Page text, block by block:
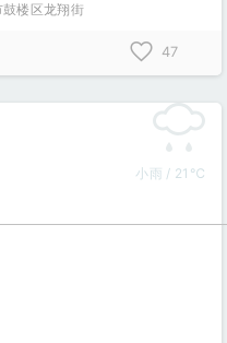
楼区龙翔街
47
小雨 / 21℃